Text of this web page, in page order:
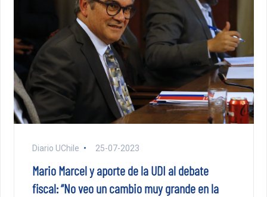
Diario UChile 25-07-2023
Mario Marcel y aporte de la UDI al debate
fiscal: “No veo un cambio muy grande en la